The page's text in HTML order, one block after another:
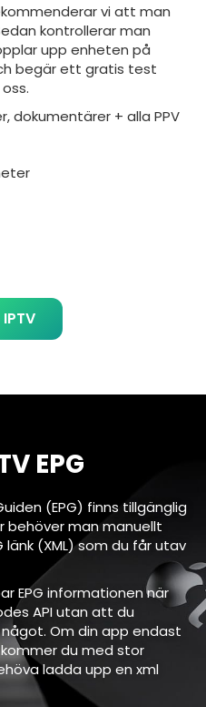
vi att man
kontrollerar man
upp enheten på
begär ett gratis test
dokumentärer + alla PPV
EPG
(EPG) finns tillgänglig
behöver man manuellt
länk (XML) som du får utav
EPG informationen när
API utan att du
Om din app endast
du med stor
ladda upp en xml